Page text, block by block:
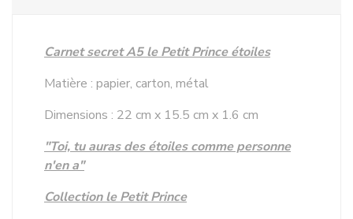
Carnet secret A5 le Petit Prince étoiles
Matière : papier, carton, métal
Dimensions : 22 cm x 15.5 cm x 1.6 cm
"Toi, tu auras des étoiles comme personne
n'en a"
Collection le Petit Prince